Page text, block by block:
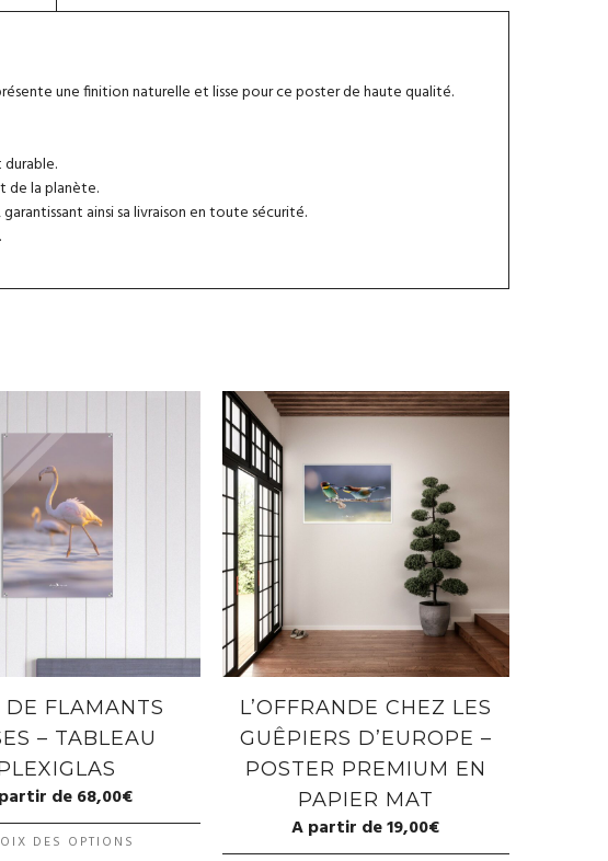
une finition naturelle et lisse pour ce poster de haute qualité.
de la planète.
ainsi sa livraison en toute sécurité.
DE FLAMANTS
– TABLEAU
de68,00€
DES OPTIONS
L’OFFRANDE CHEZ LES
GUÊPIERS D’EUROPE –
POSTER PREMIUM EN
PAPIER MAT
A partir de19,00€